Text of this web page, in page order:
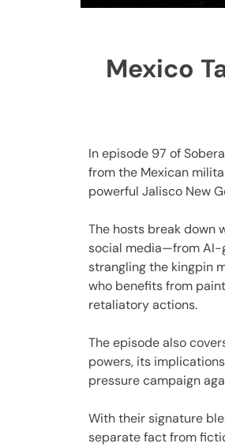
Mexico
In episode 97 of
from the Mexican
powerful Jalisco New
The hosts break down
social media—from AI-
strangling the kingpin
who benefits from
retaliatory actions.
The episode also
powers, its
pressure campaign
With their signature
separate fact from